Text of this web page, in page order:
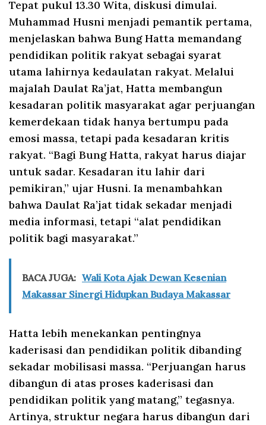
Tepat pukul 13.30 Wita, diskusi dimulai.
Muhammad Husni menjadi pemantik pertama,
menjelaskan bahwa Bung Hatta memandang
pendidikan politik rakyat sebagai syarat
utama lahirnya kedaulatan rakyat. Melalui
majalah Daulat Ra’jat, Hatta membangun
kesadaran politik masyarakat agar perjuangan
kemerdekaan tidak hanya bertumpu pada
emosi massa, tetapi pada kesadaran kritis
rakyat. “Bagi Bung Hatta, rakyat harus diajar
untuk sadar. Kesadaran itu lahir dari
pemikiran,” ujar Husni. Ia menambahkan
bahwa Daulat Ra’jat tidak sekadar menjadi
media informasi, tetapi “alat pendidikan
politik bagi masyarakat.”
BACA JUGA: Wali Kota Ajak Dewan Kesenian
Makassar Sinergi Hidupkan Budaya Makassar
Hatta lebih menekankan pentingnya
kaderisasi dan pendidikan politik dibanding
sekadar mobilisasi massa. “Perjuangan harus
dibangun di atas proses kaderisasi dan
pendidikan politik yang matang,” tegasnya.
Artinya, struktur negara harus dibangun dari